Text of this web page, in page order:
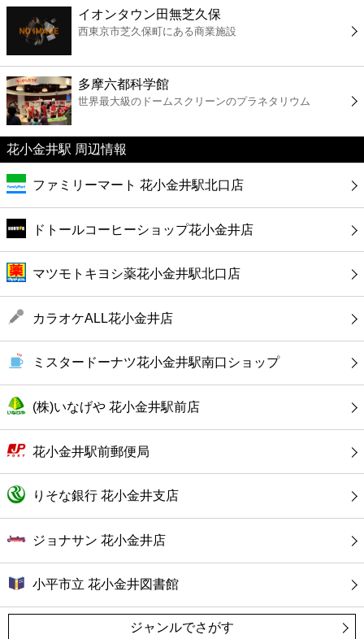
ファミレス
カフェ
ショッピング
銀行
公共
病院
ホテル
イオンタウン田無芝久保
西東京市芝久保町にある商業施設
多摩六都科学館
世界最大級のドームスクリーンのプラネタリウム
花小金井駅 周辺情報
ファミリーマート 花小金井駅北口店
ドトールコーヒーショップ花小金井店
マツモトキヨシ薬花小金井駅北口店
カラオケALL花小金井店
ミスタードーナツ花小金井駅南口ショップ
(株)いなげや 花小金井駅前店
花小金井駅前郵便局
りそな銀行 花小金井支店
ジョナサン 花小金井店
小平市立 花小金井図書館
ジャンルでさがす